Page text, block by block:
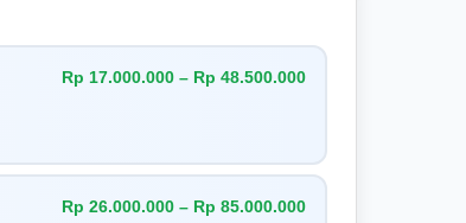
Rp 17.000.000 – Rp 48.500.000
Rp 26.000.000 – Rp 85.000.000